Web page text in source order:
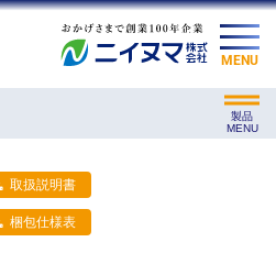
MENU
製品
MENU
取扱説明書
梱包仕様表